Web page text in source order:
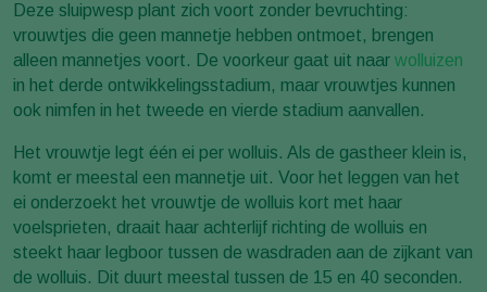
Deze sluipwesp plant zich voort zonder bevruchting:
vrouwtjes die geen mannetje hebben ontmoet, brengen
alleen mannetjes voort. De voorkeur gaat uit naar wolluizen
in het derde ontwikkelingsstadium, maar vrouwtjes kunnen
ook nimfen in het tweede en vierde stadium aanvallen.
Het vrouwtje legt één ei per wolluis. Als de gastheer klein is,
komt er meestal een mannetje uit. Voor het leggen van het
ei onderzoekt het vrouwtje de wolluis kort met haar
voelsprieten, draait haar achterlijf richting de wolluis en
steekt haar legboor tussen de wasdraden aan de zijkant van
de wolluis. Dit duurt meestal tussen de 15 en 40 seconden.